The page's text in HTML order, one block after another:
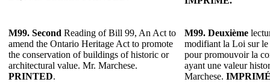
M99. Second Reading of Bill 99, An Act to
amend the Ontario Heritage Act to promote
the conservation of buildings of historic or
architectural value. Mr. Marchese.
PRINTED.
M99. Deuxième
modifiant la Loi sur
pour promouvoir la
ayant une valeur
Marchese.